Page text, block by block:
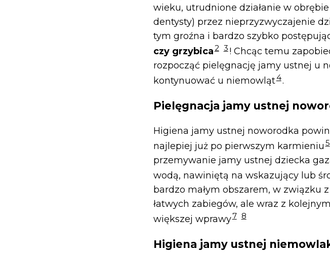
wieku, utrudnione działanie w
dentysty) przez nieprzyzwyczajenie
tym groźna i bardzo szybko
czy grzybica2 3 ! Chcąc temu
rozpocząć pielęgnację jamy ustnej u
kontynuować u niemowląt4.
Pielęgnacja jamy ustnej
Higiena jamy ustnej noworodka
najlepiej już po pierwszym karmieniu 5
przemywanie jamy ustnej dziecka
wodą, nawiniętą na wskazujący lub
bardzo małym obszarem, w związku
łatwych zabiegów, ale wraz z
większej wprawy7 8
Higiena jamy ustnej